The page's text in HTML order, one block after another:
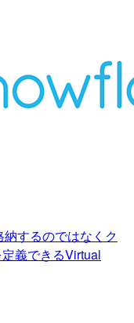
するのではなくク
義できるVirtual